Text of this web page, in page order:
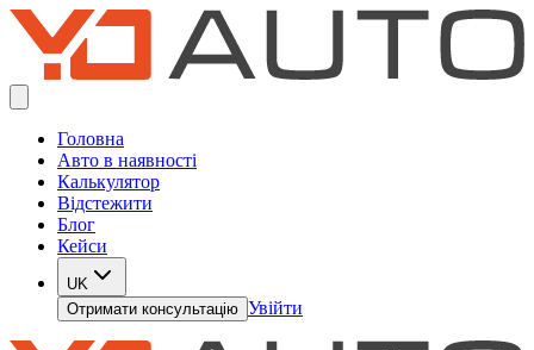
Головна
Авто в наявності
Калькулятор
Відстежити
Блог
Кейси
UK
Отримати консультацію Увійти